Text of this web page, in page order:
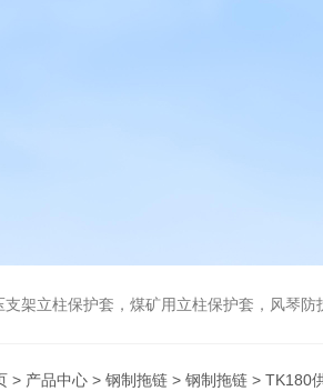
支架立柱保护套，煤矿用立柱保护套，风琴
> 产品中心 > 钢制拖链 > 钢制拖链 > TK180